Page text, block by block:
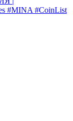
#MINA #CoinList